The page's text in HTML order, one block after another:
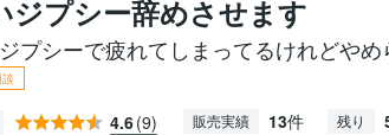
ジプシー辞めさせます
プシーで疲れてしまってるけれどや
4.6(9) 販売実績 13件 残り